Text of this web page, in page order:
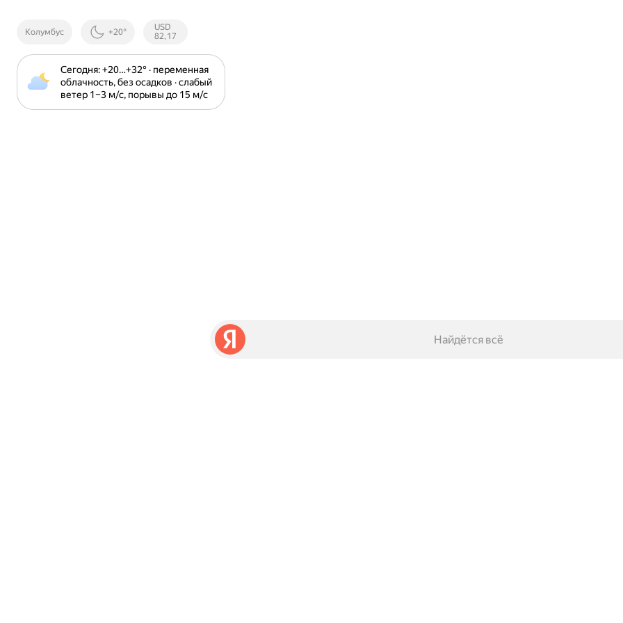
Колумбус +20°
Курсы ЦБ
РФ
USD
82,17
Сегодня: +20⁠…⁠+32⁠° · переменная
облачность, без осадков · слабый
ветер 1⁠–⁠3 м⁠/⁠с, порывы до 15 м⁠/⁠с